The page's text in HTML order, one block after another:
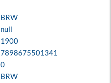
BRW
null
1900
7898675501341
0
BRW